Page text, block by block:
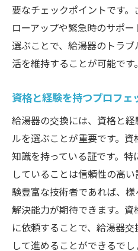
要なチェックポイントです
ローアップや緊急時のサポ
選ぶことで、給湯器のトラ
活を維持することが可能です。
資格と経験を持つプロフェ
給湯器の交換には、資格と
ルを選ぶことが重要です。
知識を持っている証です。
していることは信頼性の高
験豊富な技術者であれば、
解決能力が期待できます。
に依頼することで、給湯器
して進めることができるでし